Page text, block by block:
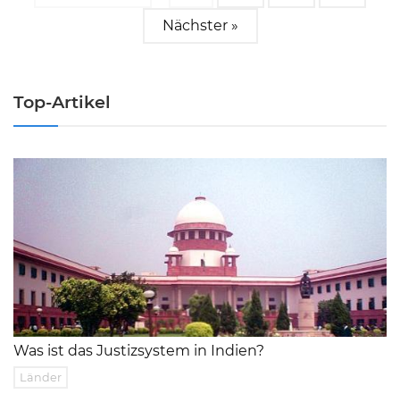
Nächster »
Top-Artikel
Was ist das Justizsystem in Indien?
Länder